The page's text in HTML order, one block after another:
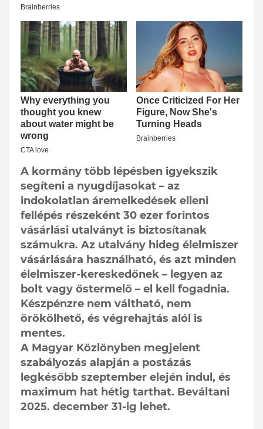
A kormány több lépésben igyekszik
segíteni a nyugdíjasokat – az
indokolatlan áremelkedések elleni
fellépés részeként 30 ezer forintos
vásárlási utalványt is biztosítanak
számukra. Az utalvány hideg élelmiszer
vásárlására használható, és azt minden
élelmiszer-kereskedőnek – legyen az
bolt vagy őstermelő – el kell fogadnia.
Készpénzre nem váltható, nem
örökölhető, és végrehajtás alól is
mentes.
A Magyar Közlönyben megjelent
szabályozás alapján a postázás
legkésőbb szeptember elején indul, és
maximum hat hétig tarthat. Beváltani
2025. december 31-ig lehet.